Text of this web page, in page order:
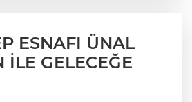
ESNAFI ÜNAL
GELECEĞE